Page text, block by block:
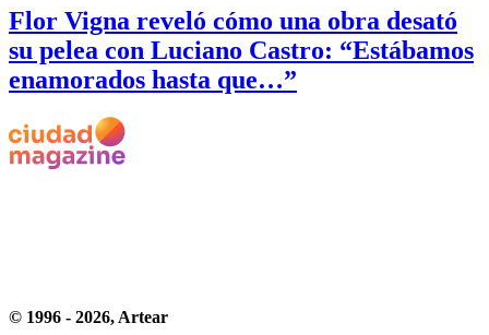
Flor Vigna reveló cómo una obra desató
su pelea con Luciano Castro: “Estábamos
enamorados hasta que…”
© 1996 - 2026, Artear